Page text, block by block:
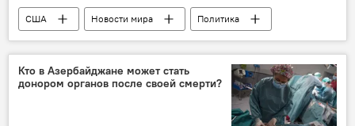
США Новости мира
Политика
Колумнисты
Кто в Азербайджане может стать
донором органов после своей смерти?